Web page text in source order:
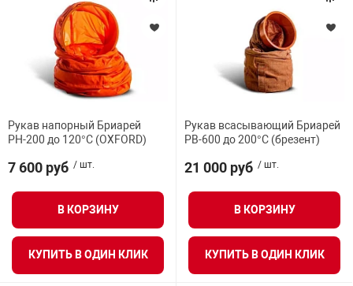
Рукав напорный Бриарей
РН-200 до 120°С (OXFORD)
7 600 руб / шт.
В КОРЗИНУ
КУПИТЬ В ОДИН КЛИК
Рукав всасывающий Бриарей
РВ-600 до 200°С (брезент)
21 000 руб / шт.
В КОРЗИНУ
КУПИТЬ В ОДИН КЛИК